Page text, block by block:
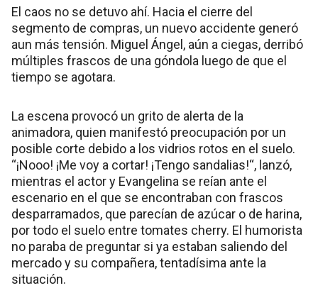
El caos no se detuvo ahí. Hacia el cierre del
segmento de compras, un nuevo accidente generó
aun más tensión. Miguel Ángel, aún a ciegas, derribó
múltiples frascos de una góndola luego de que el
tiempo se agotara.
La escena provocó un grito de alerta de la
animadora, quien manifestó preocupación por un
posible corte debido a los vidrios rotos en el suelo.
“¡Nooo! ¡Me voy a cortar! ¡Tengo sandalias!“, lanzó,
mientras el actor y Evangelina se reían ante el
escenario en el que se encontraban con frascos
desparramados, que parecían de azúcar o de harina,
por todo el suelo entre tomates cherry. El humorista
no paraba de preguntar si ya estaban saliendo del
mercado y su compañera, tentadísima ante la
situación.